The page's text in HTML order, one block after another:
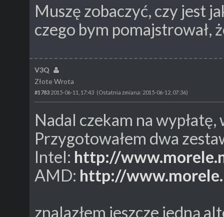
Muszę zobaczyć, czy jest
czego bym pomajstrował,
V3Q
Złote Wrota
#1783 2015-06-11, 17:43 (Ostatnia zmiana: 2015-06-12, 07:36)
Nadal czekam na
Przygotowałem dwa
Intel: http://
AMD: http://
znalazłem jeszcze jedną